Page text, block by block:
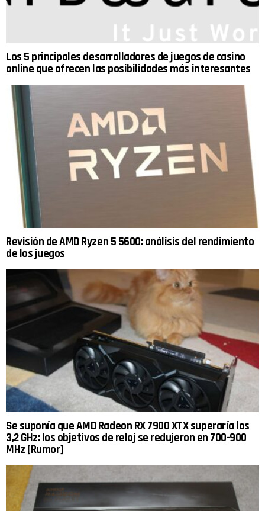
Los 5 principales desarrolladores de juegos de casino
online que ofrecen las posibilidades más interesantes
Revisión de AMD Ryzen 5 5600: análisis del rendimiento
de los juegos
Se suponía que AMD Radeon RX 7900 XTX superaría los
3,2 GHz: los objetivos de reloj se redujeron en 700-900
MHz [Rumor]